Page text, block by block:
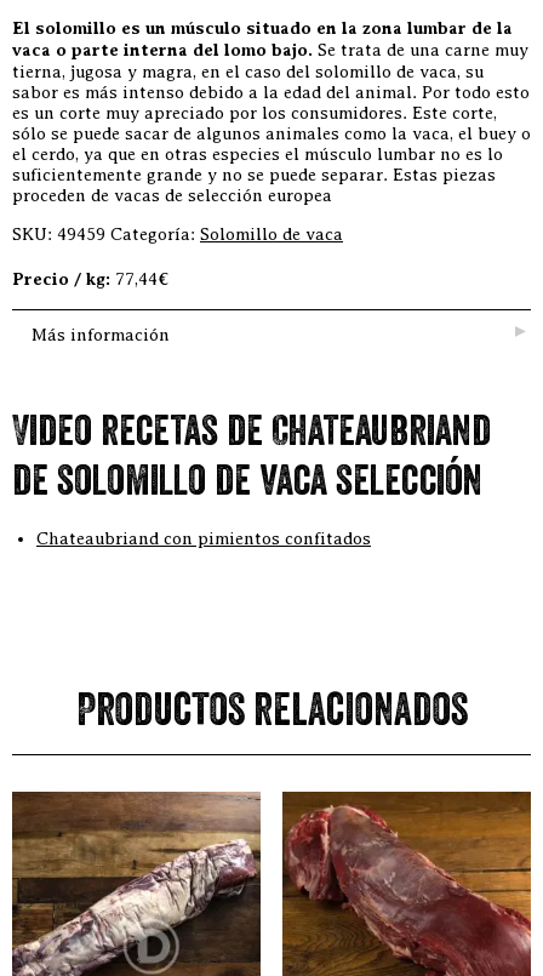
El solomillo es un músculo situado en la zona lumbar de la
vaca o parte interna del lomo bajo. Se trata de una carne muy
tierna, jugosa y magra, en el caso del solomillo de vaca, su
sabor es más intenso debido a la edad del animal. Por todo esto
es un corte muy apreciado por los consumidores. Este corte,
sólo se puede sacar de algunos animales como la vaca, el buey o
el cerdo, ya que en otras especies el músculo lumbar no es lo
suficientemente grande y no se puede separar. Estas piezas
proceden de vacas de selección europea
SKU: 49459 Categoría: Solomillo de vaca
Precio / kg: 77,44€
Más información
Video recetas de Chateaubriand
de solomillo de vaca selección
Chateaubriand con pimientos confitados
Productos relacionados